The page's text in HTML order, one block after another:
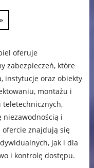
oferuje
zabezpieczeń, które
instytucje oraz obiekty
montażu i
teletechnicznych,
i
ofercie znajdują się
jak i dla
i kontrolę dostępu.